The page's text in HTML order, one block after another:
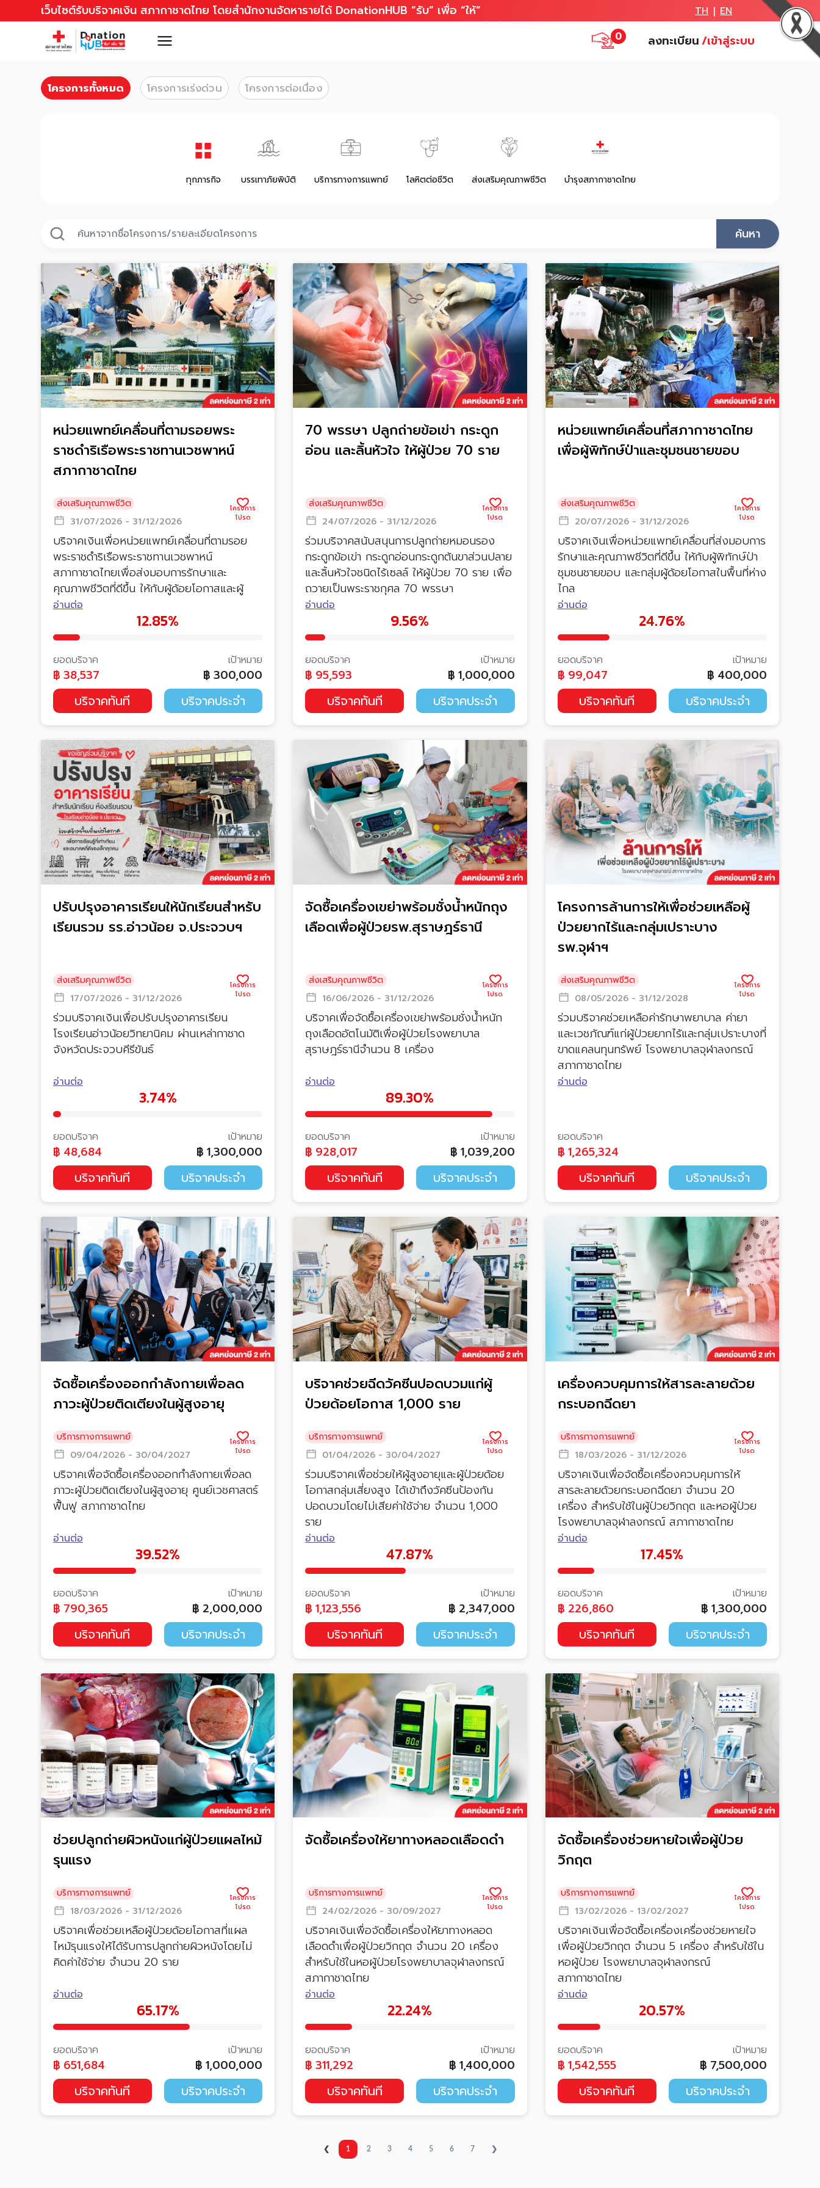
เว็บไซต์รับบริจาคเงิน สภากาชาดไทย โดยสำนักงานจัดหารายได้ DonationHUB “รับ” เพื่อ “ให้” TH | EN
0 ลงทะเบียน/เข้าสู่ระบบ
โครงการทั้งหมด โครงการเร่งด่วน โครงการต่อเนื่อง
ทุกภารกิจ บรรเทาภัยพิบัติ บริการทางการแพทย์ โลหิตต่อชีวิต ส่งเสริมคุณภาพชีวิต บำรุงสภากาชาดไทย
ค้นหา
หน่วยแพทย์เคลื่อนที่ตามรอยพระ
ราชดำริเรือพระราชทานเวชพาหน์
สภากาชาดไทย
ส่งเสริมคุณภาพชีวิต
31/07/2026 - 31/12/2026
บริจาคเงินเพื่อหน่วยแพทย์เคลื่อนที่ตามรอย
พระราชดำริเรือพระราชทานเวชพาหน์
สภากาชาดไทยเพื่อส่งมอบการรักษาและ
คุณภาพชีวิตที่ดีขึ้น ให้กับผู้ด้อยโอกาสและผู้
ป่วยในพื้นที่ห่างไกล
อ่านต่อ
12.85%
ยอดบริจาค
฿ 38,537
เป้าหมาย
฿ 300,000
บริจาคทันที บริจาคประจำ
70 พรรษา ปลูกถ่ายข้อเข่า กระดูก
อ่อน และลิ้นหัวใจ ให้ผู้ป่วย 70 ราย
ส่งเสริมคุณภาพชีวิต
24/07/2026 - 31/12/2026
ร่วมบริจาคสนับสนุนการปลูกถ่ายหมอนรอง
กระดูกข้อเข่า กระดูกอ่อนกระดูกต้นขาส่วนปลาย
และลิ้นหัวใจชนิดไร้เซลล์ ให้ผู้ป่วย 70 ราย เพื่อ
ถวายเป็นพระราชกุศล 70 พรรษา
อ่านต่อ
9.56%
ยอดบริจาค
฿ 95,593
เป้าหมาย
฿ 1,000,000
บริจาคทันที บริจาคประจำ
หน่วยแพทย์เคลื่อนที่สภากาชาดไทย
เพื่อผู้พิทักษ์ป่าและชุมชนชายขอบ
ส่งเสริมคุณภาพชีวิต
20/07/2026 - 31/12/2026
บริจาคเงินเพื่อหน่วยแพทย์เคลื่อนที่ส่งมอบการ
รักษาและคุณภาพชีวิตที่ดีขึ้น ให้กับผู้พิทักษ์ป่า
ชุมชนชายขอบ และกลุ่มผู้ด้อยโอกาสในพื้นที่ห่าง
ไกล
อ่านต่อ
24.76%
ยอดบริจาค
฿ 99,047
เป้าหมาย
฿ 400,000
บริจาคทันที บริจาคประจำ
ปรับปรุงอาคารเรียนให้นักเรียนสำหรับ
เรียนรวม รร.อ่าวน้อย จ.ประจวบฯ
ส่งเสริมคุณภาพชีวิต
17/07/2026 - 31/12/2026
ร่วมบริจาคเงินเพื่อปรับปรุงอาคารเรียน
โรงเรียนอ่าวน้อยวิทยานิคม ผ่านเหล่ากาชาด
จังหวัดประจวบคีรีขันธ์
อ่านต่อ
3.74%
ยอดบริจาค
฿ 48,684
เป้าหมาย
฿ 1,300,000
บริจาคทันที บริจาคประจำ
จัดซื้อเครื่องเขย่าพร้อมชั่งน้ำหนักถุง
เลือดเพื่อผู้ป่วยรพ.สุราษฎร์ธานี
ส่งเสริมคุณภาพชีวิต
16/06/2026 - 31/12/2026
บริจาคเพื่อจัดซื้อเครื่องเขย่าพร้อมชั่งน้ำหนัก
ถุงเลือดอัตโนมัติเพื่อผู้ป่วยโรงพยาบาล
สุราษฎร์ธานีจำนวน 8 เครื่อง
อ่านต่อ
89.30%
ยอดบริจาค
฿ 928,017
เป้าหมาย
฿ 1,039,200
บริจาคทันที บริจาคประจำ
โครงการล้านการให้เพื่อช่วยเหลือผู้
ป่วยยากไร้และกลุ่มเปราะบาง
รพ.จุฬาฯ
ส่งเสริมคุณภาพชีวิต
08/05/2026 - 31/12/2028
ร่วมบริจาคช่วยเหลือค่ารักษาพยาบาล ค่ายา
และเวชภัณฑ์แก่ผู้ป่วยยากไร้และกลุ่มเปราะบางที่
ขาดแคลนทุนทรัพย์ โรงพยาบาลจุฬาลงกรณ์
สภากาชาดไทย
อ่านต่อ
ยอดบริจาค
฿ 1,265,324
บริจาคทันที บริจาคประจำ
จัดซื้อเครื่องออกกำลังกายเพื่อลด
ภาวะผู้ป่วยติดเตียงในผู้สูงอายุ
บริการทางการแพทย์
09/04/2026 - 30/04/2027
บริจาคเพื่อจัดซื้อเครื่องออกกำลังกายเพื่อลด
ภาวะผู้ป่วยติดเตียงในผู้สูงอายุ ศูนย์เวชศาสตร์
ฟื้นฟู สภากาชาดไทย
อ่านต่อ
39.52%
ยอดบริจาค
฿ 790,365
เป้าหมาย
฿ 2,000,000
บริจาคทันที บริจาคประจำ
บริจาคช่วยฉีดวัคซีนปอดบวมแก่ผู้
ป่วยด้อยโอกาส 1,000 ราย
บริการทางการแพทย์
01/04/2026 - 30/04/2027
ร่วมบริจาคเพื่อช่วยให้ผู้สูงอายุและผู้ป่วยด้อย
โอกาสกลุ่มเสี่ยงสูง ได้เข้าถึงวัคซีนป้องกัน
ปอดบวมโดยไม่เสียค่าใช้จ่าย จำนวน 1,000
ราย
อ่านต่อ
47.87%
ยอดบริจาค
฿ 1,123,556
เป้าหมาย
฿ 2,347,000
บริจาคทันที บริจาคประจำ
เครื่องควบคุมการให้สารละลายด้วย
กระบอกฉีดยา
บริการทางการแพทย์
18/03/2026 - 31/12/2026
บริจาคเงินเพื่อจัดซื้อเครื่องควบคุมการให้
สารละลายด้วยกระบอกฉีดยา จำนวน 20
เครื่อง สำหรับใช้ในผู้ป่วยวิกฤต และหอผู้ป่วย
โรงพยาบาลจุฬาลงกรณ์ สภากาชาดไทย
อ่านต่อ
17.45%
ยอดบริจาค
฿ 226,860
เป้าหมาย
฿ 1,300,000
บริจาคทันที บริจาคประจำ
ช่วยปลูกถ่ายผิวหนังแก่ผู้ป่วยแผลไหม้
รุนแรง
บริการทางการแพทย์
18/03/2026 - 31/12/2026
บริจาคเพื่อช่วยเหลือผู้ป่วยด้อยโอกาสที่แผล
ไหม้รุนแรงให้ได้รับการปลูกถ่ายผิวหนังโดยไม่
คิดค่าใช้จ่าย จำนวน 20 ราย
อ่านต่อ
65.17%
ยอดบริจาค
฿ 651,684
เป้าหมาย
฿ 1,000,000
บริจาคทันที บริจาคประจำ
จัดซื้อเครื่องให้ยาทางหลอดเลือดดำ
บริการทางการแพทย์
24/02/2026 - 30/09/2027
บริจาคเงินเพื่อจัดซื้อเครื่องให้ยาทางหลอด
เลือดดำเพื่อผู้ป่วยวิกฤต จำนวน 20 เครื่อง
สำหรับใช้ในหอผู้ป่วยโรงพยาบาลจุฬาลงกรณ์
สภากาชาดไทย
อ่านต่อ
22.24%
ยอดบริจาค
฿ 311,292
เป้าหมาย
฿ 1,400,000
บริจาคทันที บริจาคประจำ
จัดซื้อเครื่องช่วยหายใจเพื่อผู้ป่วย
วิกฤต
บริการทางการแพทย์
13/02/2026 - 13/02/2027
บริจาคเงินเพื่อจัดซื้อเครื่องเครื่องช่วยหายใจ
เพื่อผู้ป่วยวิกฤต จำนวน 5 เครื่อง สำหรับใช้ใน
หอผู้ป่วย โรงพยาบาลจุฬาลงกรณ์
สภากาชาดไทย
อ่านต่อ
20.57%
ยอดบริจาค
฿ 1,542,555
เป้าหมาย
฿ 7,500,000
บริจาคทันที บริจาคประจำ
❮ 1 2 3 4 5 6 7 ❯